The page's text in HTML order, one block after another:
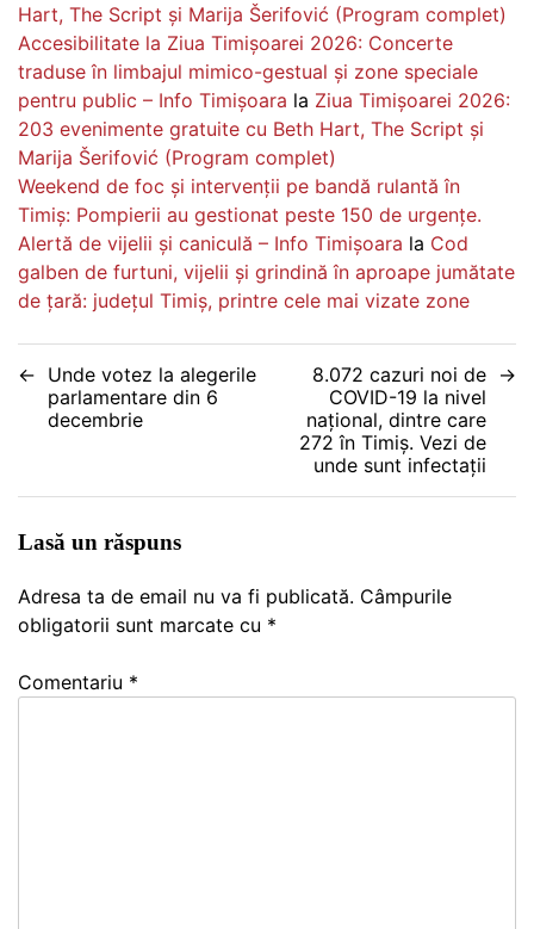
Hart, The Script și Marija Šerifović (Program complet)
Accesibilitate la Ziua Timișoarei 2026: Concerte
traduse în limbajul mimico-gestual și zone speciale
pentru public – Info Timișoara la Ziua Timișoarei 2026:
203 evenimente gratuite cu Beth Hart, The Script și
Marija Šerifović (Program complet)
Weekend de foc și intervenții pe bandă rulantă în
Timiș: Pompierii au gestionat peste 150 de urgențe.
Alertă de vijelii și caniculă – Info Timișoara la Cod
galben de furtuni, vijelii și grindină în aproape jumătate
de țară: județul Timiș, printre cele mai vizate zone
Navigare
Unde votez la alegerile
parlamentare din 6
decembrie
8.072 cazuri noi de
COVID-19 la nivel
național, dintre care
272 în Timiș. Vezi de
unde sunt infectații
Lasă un răspuns
Adresa ta de email nu va fi publicată. Câmpurile
obligatorii sunt marcate cu *
Comentariu *